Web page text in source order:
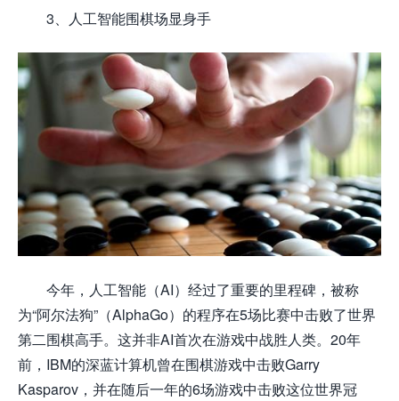
3、人工智能围棋场显身手
今年，人工智能（AI）经过了重要的里程碑，被称
为“阿尔法狗”（AlphaGo）的程序在5场比赛中击败了世界
第二围棋高手。这并非AI首次在游戏中战胜人类。20年
前，IBM的深蓝计算机曾在围棋游戏中击败Garry
Kasparov，并在随后一年的6场游戏中击败这位世界冠